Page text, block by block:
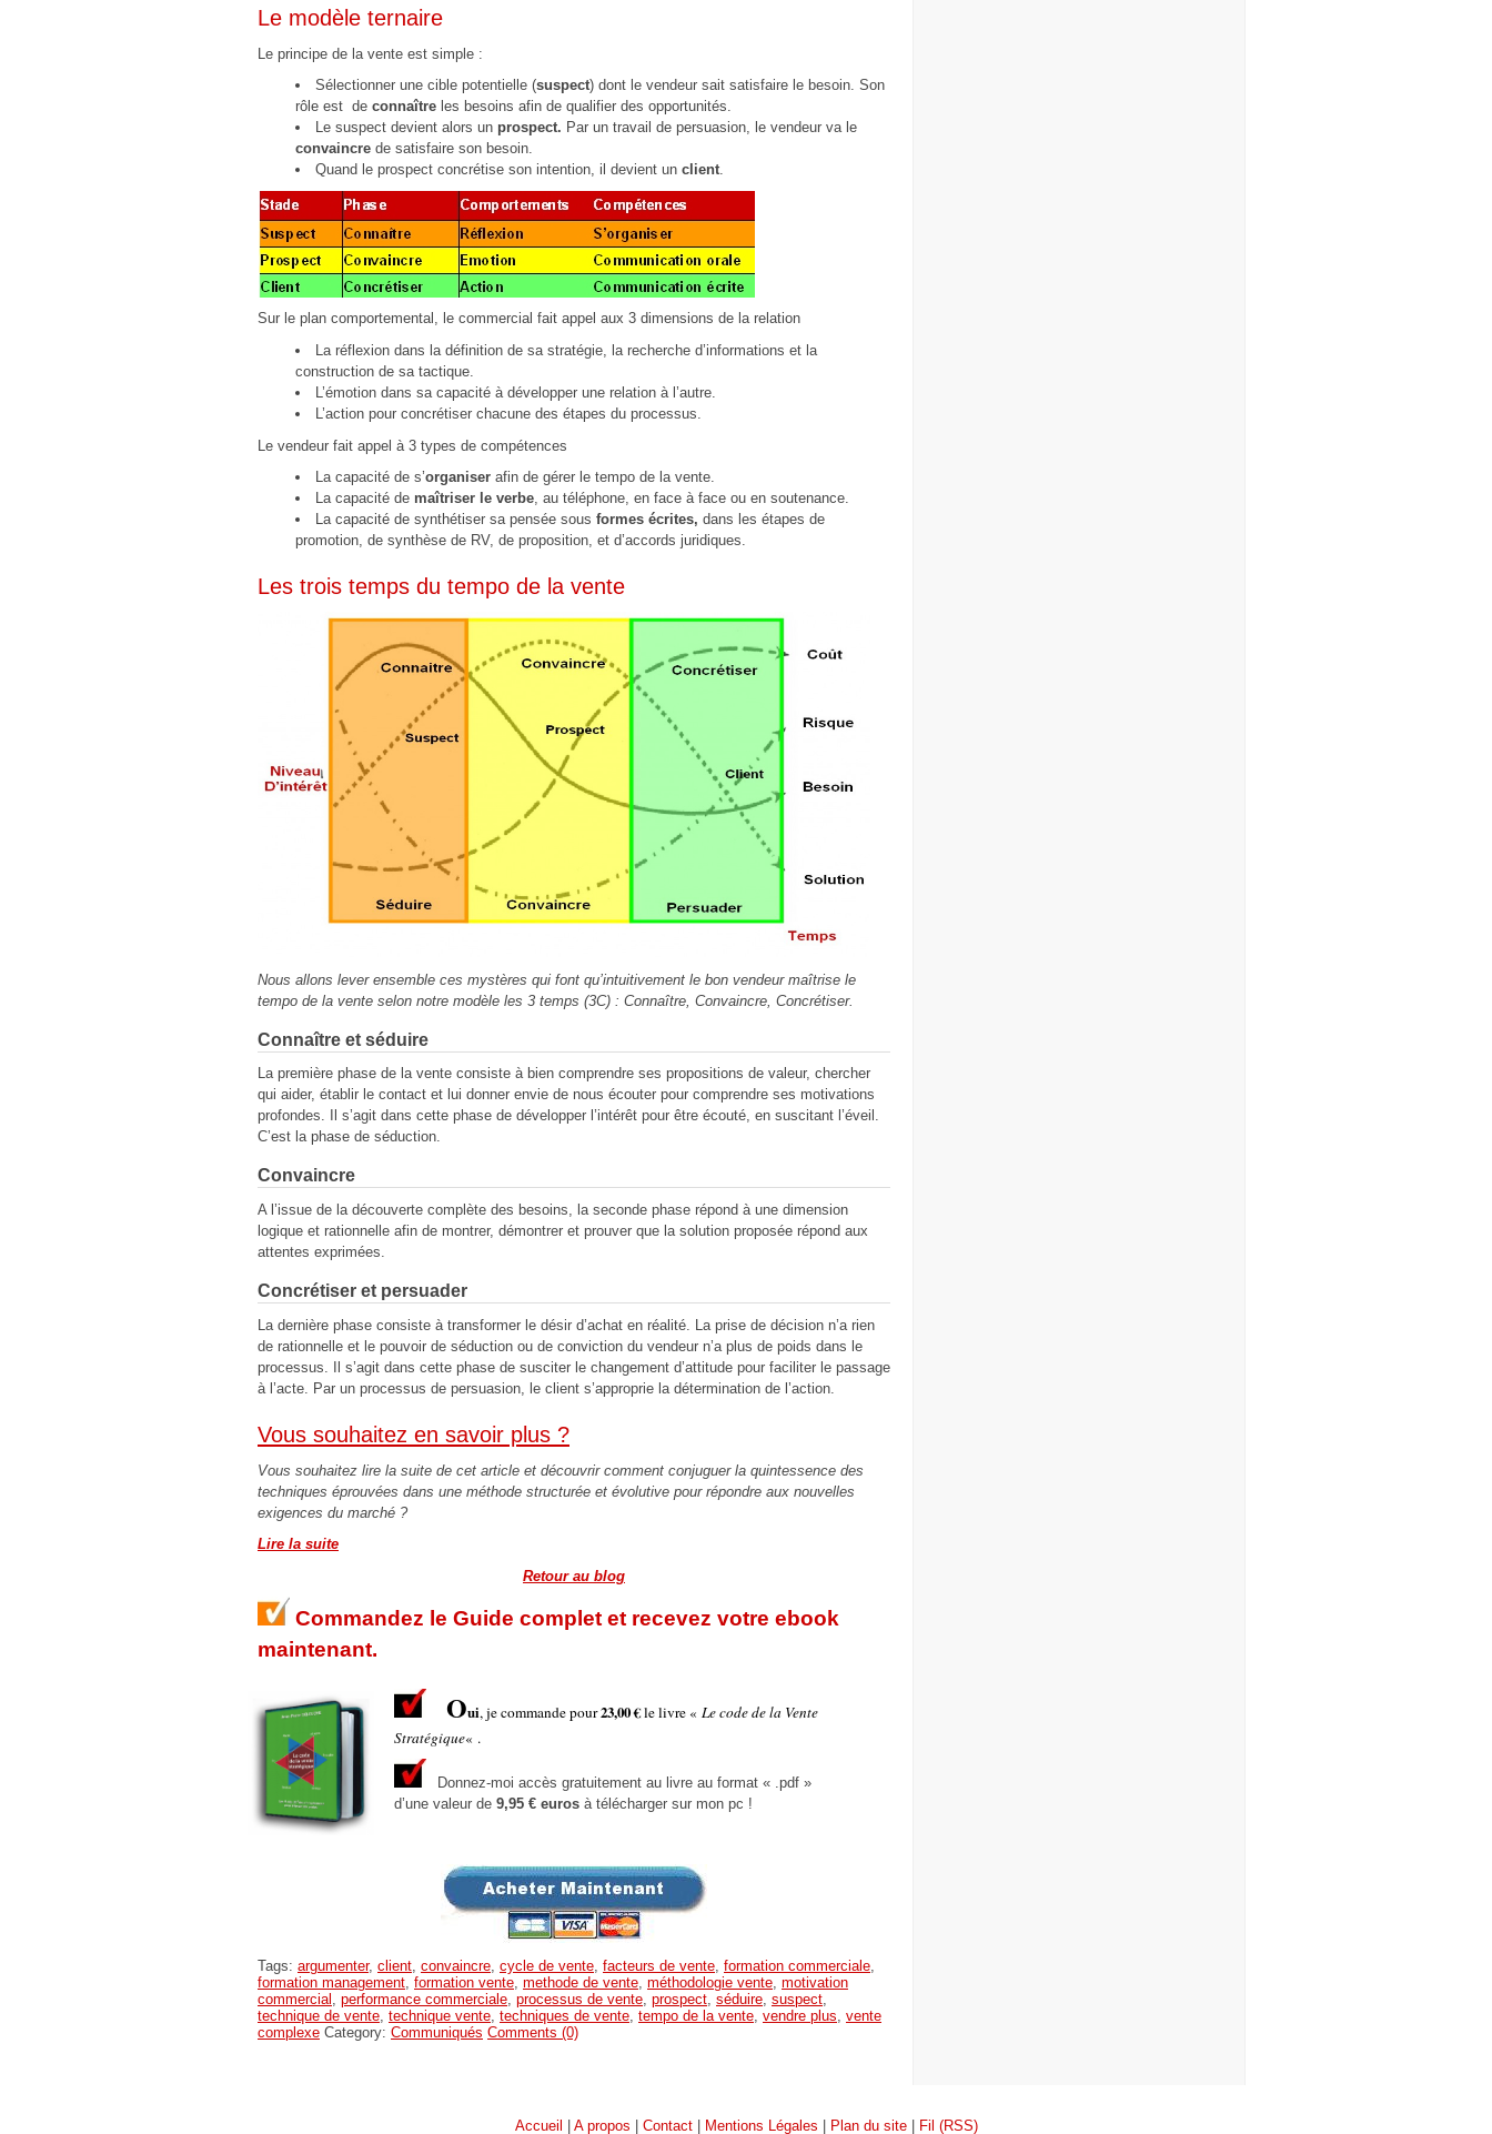
Le modèle ternaire
Le principe de la vente est simple :
Sélectionner une cible potentielle (suspect) dont le vendeur sait satisfaire le besoin. Son
rôle est de connaître les besoins afin de qualifier des opportunités.
Le suspect devient alors unprospect. Par un travail de persuasion, le vendeur va le
convaincre de satisfaire son besoin.
Quand le prospect concrétise son intention, il devient un client.
Sur le plan comportemental, le commercial fait appel aux 3 dimensions de la relation
La réflexion dans la définition de sa stratégie, la recherche d’informations et la
construction de sa tactique.
L’émotion dans sa capacité à développer une relation à l’autre.
L’action pour concrétiser chacune des étapes du processus.
Le vendeur fait appel à 3 types de compétences
La capacité de s’organiserafin de gérer le tempo de la vente.
La capacité de maîtriser le verbe, au téléphone, en face à face ou en soutenance.
La capacité de synthétiser sa pensée sous formes écrites, dans les étapes de
promotion, de synthèse de RV, de proposition, et d’accords juridiques.
Les trois temps du tempo de la vente
Nous allons lever ensemble ces mystères qui font qu’intuitivement le bon vendeur maîtrise le
tempo de la vente selon notre modèle les 3 temps (3C) : Connaître, Convaincre, Concrétiser.
Connaître et séduire
La première phase de la vente consiste à bien comprendre ses propositions de valeur, chercher
qui aider, établir le contact et lui donner envie de nous écouter pour comprendre ses motivations
profondes. Il s’agit dans cette phase de développer l’intérêt pour être écouté, en suscitant l’éveil.
C’est la phase de séduction.
Convaincre
A l’issue de la découverte complète des besoins, la seconde phase répond à une dimension
logique et rationnelle afin de montrer, démontrer et prouver que la solution proposée répond aux
attentes exprimées.
Concrétiser et persuader
La dernière phase consiste à transformer le désir d’achat en réalité. La prise de décision n’a rien
de rationnelle et le pouvoir de séduction ou de conviction du vendeur n’a plus de poids dans le
processus. Il s’agit dans cette phase de susciter le changement d’attitude pour faciliter le passage
à l’acte. Par un processus de persuasion, le client s’approprie la détermination de l’action.
Vous souhaitez en savoir plus ?
Vous souhaitez lire la suite de cet article et découvrir comment conjuguer la quintessence des
techniques éprouvées dans une méthode structurée et évolutive pour répondre aux nouvelles
exigences du marché ?
Lire la suite
Retour au blog
Commandez le Guide complet et recevez votre ebook
maintenant.
Oui, je commande pour23,00 €le livre « Le code de la Vente
Stratégique« .
Donnez-moi accès gratuitement au livre au format « .pdf »
d’une valeur de 9,95 € euros à télécharger sur mon pc !
Tags: argumenter, client convaincre cycle de vente facteurs de vente formation commerciale
formation management formation vente methode de vente méthodologie vente motivation
commercial performance commerciale processus de vente prospect séduire suspect
technique de vente technique vente techniques de vente tempo de la vente vendre plus vente
complexe Category: Communiqués Comments (0)
Accueil A propos Contact| Mentions Légales Plan du site| Fil (RSS)